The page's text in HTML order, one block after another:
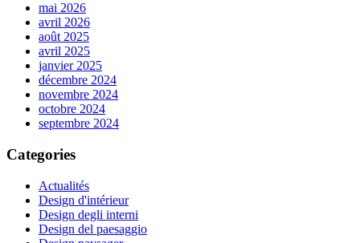
mai 2026
avril 2026
août 2025
avril 2025
janvier 2025
décembre 2024
novembre 2024
octobre 2024
septembre 2024
Categories
Actualités
Design d'intérieur
Design degli interni
Design del paesaggio